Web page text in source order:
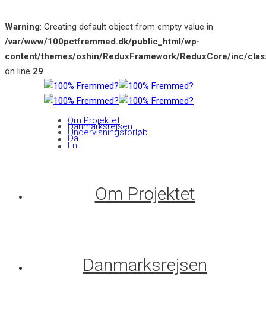
Warning: Creating default object from empty value in
/var/www/100pctfremmed.dk/public_html/wp-
content/themes/oshin/ReduxFramework/ReduxCore/inc/
on line 29
Om Projektet
Danmarksrejsen
Undervisningsforløb
Om Projektet
Danmarksrejsen